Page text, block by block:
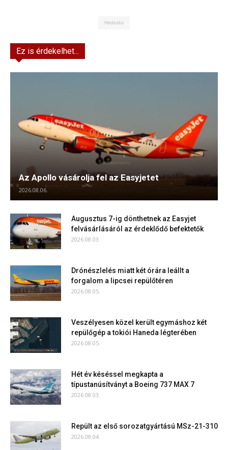
Hirdetés
Ez is érdekelhet...
Az Apollo vásárolja fel az Easyjetet
2026.08.06.
Augusztus 7-ig dönthetnek az Easyjet
felvásárlásáról az érdeklődő befektetők
2026.08.03.
Drónészlelés miatt két órára leállt a
forgalom a lipcsei repülőtéren
2026.08.05.
Veszélyesen közel került egymáshoz két
repülőgép a tokiói Haneda légterében
2026.08.05.
Hét év késéssel megkapta a
típustanúsítványt a Boeing 737 MAX 7
2026.08.03.
Repült az első sorozatgyártású MSz-21-310
2026.08.04.